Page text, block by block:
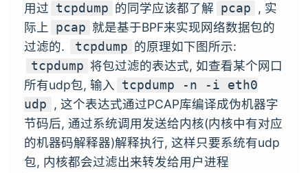
用过 tcpdump 的同学应该都了解 pcap
, 实
际上
pcap 就是基于BPF来实现网络数据包的
过滤的.
tcpdump 的原理如下图所示:
tcpdump 将包过滤的表达式, 如查看某个网口
所有udp包, 输入
tcpdump -n -i eth0
udp
, 这个表达式通过PCAP库编译成伪机器字
节码后, 通过系统调用发送给内核(内核中有对应
的机器码解释器)解释执行, 这样只要系统有udp
包, 内核都会过滤出来转发给用户进程